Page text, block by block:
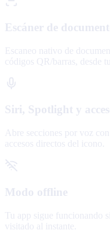
Escáner de
Escaneo nativo de
códigos QR/barras, desde
Siri, Spotlight y
Abre secciones por voz
accesos directos del icono.
Modo offline
Tu app sigue funcionando
visitado al instante.